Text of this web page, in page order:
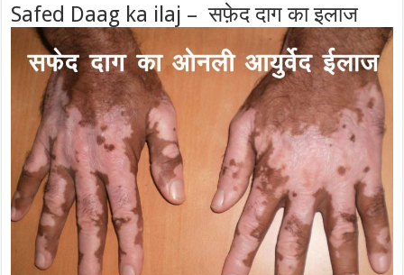
Safed Daag ka ilaj – सफ़ेद दाग का इलाज